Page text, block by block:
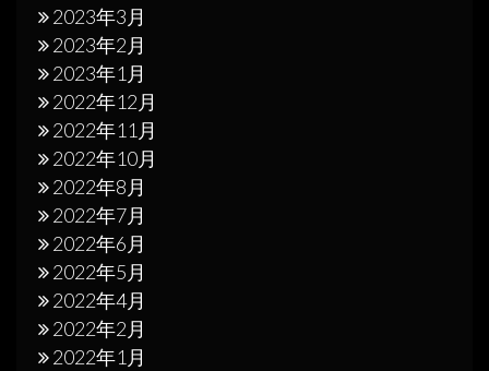
2023年3月
2023年2月
2023年1月
2022年12月
2022年11月
2022年10月
2022年8月
2022年7月
2022年6月
2022年5月
2022年4月
2022年2月
2022年1月